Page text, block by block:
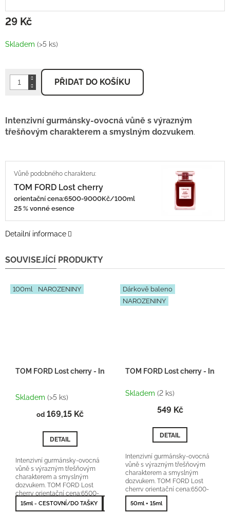
29 KčMěrná
Skladem (>5 ks)
PŘIDAT DO KOŠÍKU
Intenzivní gurmánsky-ovocná vůně s výrazným
třešňovým charakterem a smyslným dozvukem.
TOM FORD Lost cherry
orientační cena:6500-9000Kč/100ml
25 % vonné esence
Detailní informace
SOUVISEJÍCÍ PRODUKTY
100ml NAROZENINY
TOM FORD Lost cherry - Inspirace F008
hodnocení
je
z
5
Skladem (>5 ks)
od 169,15 Kč
DETAIL
Intenzivní gurmánsky-ovocná
vůně s výrazným třešňovým
charakterem a smyslným
dozvukem. TOM FORD Lost
cherry orientační cena:6500-
9000Kč/100ml 25 % vonné
esence
15ml - CESTOVNÍ/DO TAŠKY 50ml - NEJPRODÁVANĚJŠÍ
Dárkově baleno
NAROZENINY
TOM FORD Lost cherry -
Skladem (2 ks)
549 Kč
DETAIL
Intenzivní gurmánsky-ovocná
vůně s výrazným třešňovým
charakterem a smyslným
dozvukem. TOM FORD Lost
cherry orientační cena:6500-
9000Kč/100ml 25 % vonné
esence
50ml + 15ml